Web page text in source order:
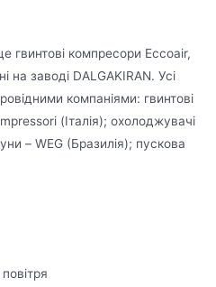
гвинтові компресори Eccoair,
на заводі DALGAKIRAN. Усі
компаніями: гвинтові
(Італія); охолоджувачі
– WEG (Бразилія); пускова